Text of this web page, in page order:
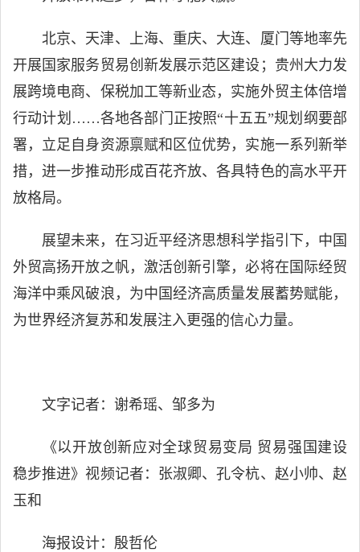
北京、天津、上海、重庆、大连、厦门等地率先
开展国家服务贸易创新发展示范区建设；贵州大力发
展跨境电商、保税加工等新业态，实施外贸主体倍增
行动计划……各地各部门正按照“十五五”规划纲要部
署，立足自身资源禀赋和区位优势，实施一系列新举
措，进一步推动形成百花齐放、各具特色的高水平开
放格局。
展望未来，在习近平经济思想科学指引下，中国
外贸高扬开放之帆，激活创新引擎，必将在国际经贸
海洋中乘风破浪，为中国经济高质量发展蓄势赋能，
为世界经济复苏和发展注入更强的信心力量。
文字记者：谢希瑶、邹多为
《以开放创新应对全球贸易变局 贸易强国建设
稳步推进》视频记者：张淑卿、孔令杭、赵小帅、赵
玉和
海报设计：殷哲伦